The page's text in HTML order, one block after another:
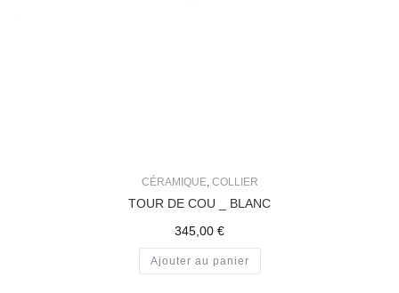
CÉRAMIQUE, COLLIER
TOUR DE COU _ BLANC
345,00 €
Ajouter au panier